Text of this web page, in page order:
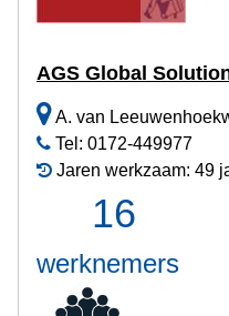
AGS Global
A. van
Tel: 0172-449977
Jaren werkzaam: 49
16
werknemers